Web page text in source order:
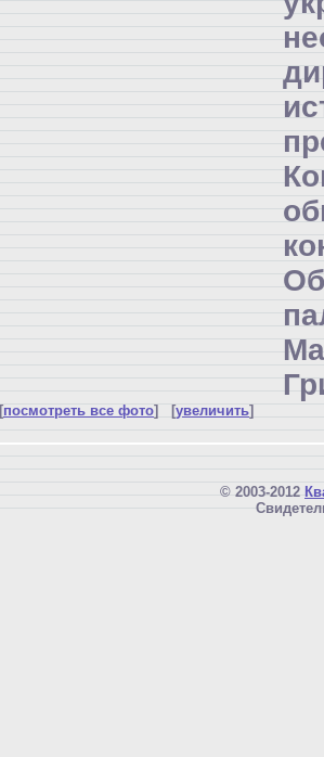
[посмотреть все фото] [увеличить]
© 2003-2012